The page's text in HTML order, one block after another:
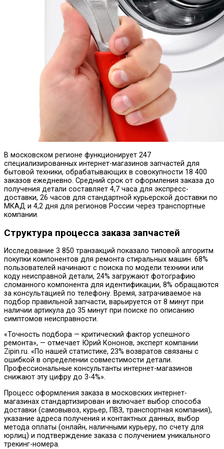
В московском регионе функционирует 247
специализированных интернет-магазинов запчастей для
бытовой техники, обрабатывающих в совокупности 18 400
заказов ежедневно. Средний срок от оформления заказа до
получения детали составляет 4,7 часа для экспресс-
доставки, 26 часов для стандартной курьерской доставки по
МКАД и 4,2 дня для регионов России через транспортные
компании.
Структура процесса заказа запчастей
Исследование 3 850 транзакций показало типовой алгоритм
покупки компонентов для ремонта стиральных машин. 68%
пользователей начинают с поиска по модели техники или
коду неисправной детали, 24% загружают фотографию
сломанного компонента для идентификации, 8% обращаются
за консультацией по телефону. Время, затрачиваемое на
подбор правильной запчасти, варьируется от 8 минут при
наличии артикула до 35 минут при поиске по описанию
симптомов неисправности.
«Точность подбора — критический фактор успешного
ремонта», — отмечает Юрий Кононов, эксперт компании
Zipin.ru. «По нашей статистике, 23% возвратов связаны с
ошибкой в определении совместимости детали.
Профессиональные консультанты интернет-магазинов
снижают эту цифру до 3-4%».
Процесс оформления заказа в московских интернет-
магазинах стандартизирован и включает выбор способа
доставки (самовывоз, курьер, ПВЗ, транспортная компания),
указание адреса получения и контактных данных, выбор
метода оплаты (онлайн, наличными курьеру, по счету для
юрлиц) и подтверждение заказа с получением уникального
трекинг-номера.